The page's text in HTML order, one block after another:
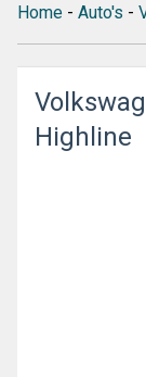
Home - Auto's -
Highline